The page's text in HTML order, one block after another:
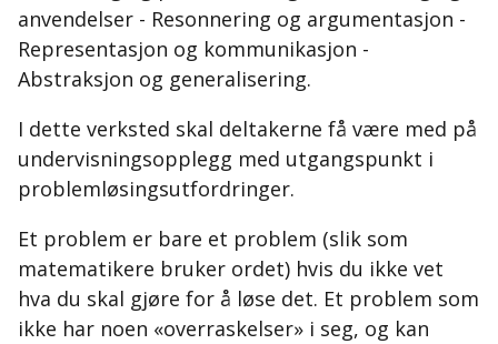
anvendelser - Resonnering og argumentasjon -
Representasjon og kommunikasjon -
Abstraksjon og generalisering.
I dette verksted skal deltakerne få være med på
undervisningsopplegg med utgangspunkt i
problemløsingsutfordringer.
Et problem er bare et problem (slik som
matematikere bruker ordet) hvis du ikke vet
hva du skal gjøre for å løse det. Et problem som
ikke har noen «overraskelser» i seg, og kan